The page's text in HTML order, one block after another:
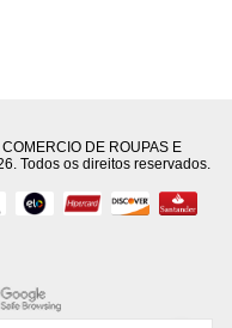
DE ROUPAS E
Todos os direitos reservados.